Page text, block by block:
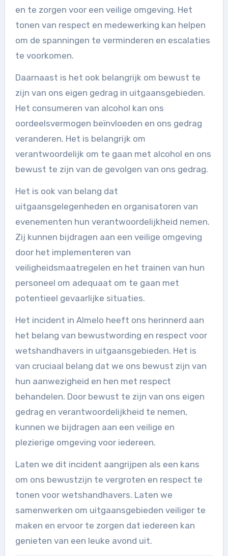
en te zorgen voor een veilige omgeving. Het
tonen van respect en medewerking kan helpen
om de spanningen te verminderen en escalaties
te voorkomen.
Daarnaast is het ook belangrijk om bewust te
zijn van ons eigen gedrag in uitgaansgebieden.
Het consumeren van alcohol kan ons
oordeelsvermogen beïnvloeden en ons gedrag
veranderen. Het is belangrijk om
verantwoordelijk om te gaan met alcohol en ons
bewust te zijn van de gevolgen van ons gedrag.
Het is ook van belang dat
uitgaansgelegenheden en organisatoren van
evenementen hun verantwoordelijkheid nemen.
Zij kunnen bijdragen aan een veilige omgeving
door het implementeren van
veiligheidsmaatregelen en het trainen van hun
personeel om adequaat om te gaan met
potentieel gevaarlijke situaties.
Het incident in Almelo heeft ons herinnerd aan
het belang van bewustwording en respect voor
wetshandhavers in uitgaansgebieden. Het is
van cruciaal belang dat we ons bewust zijn van
hun aanwezigheid en hen met respect
behandelen. Door bewust te zijn van ons eigen
gedrag en verantwoordelijkheid te nemen,
kunnen we bijdragen aan een veilige en
plezierige omgeving voor iedereen.
Laten we dit incident aangrijpen als een kans
om ons bewustzijn te vergroten en respect te
tonen voor wetshandhavers. Laten we
samenwerken om uitgaansgebieden veiliger te
maken en ervoor te zorgen dat iedereen kan
genieten van een leuke avond uit.